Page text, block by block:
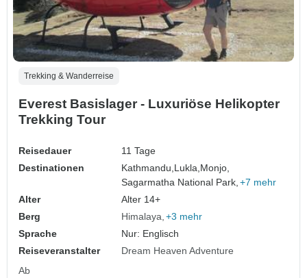
Trekking & Wanderreise
Everest Basislager - Luxuriöse Helikopter
Trekking Tour
Reisedauer
11 Tage
Destinationen
Kathmandu, Lukla, Monjo,
Sagarmatha National Park, +7 mehr
Alter
Alter 14+
Berg
Himalaya +3 mehr
Sprache
Nur: Englisch
Reiseveranstalter
Dream Heaven Adventure
Ab